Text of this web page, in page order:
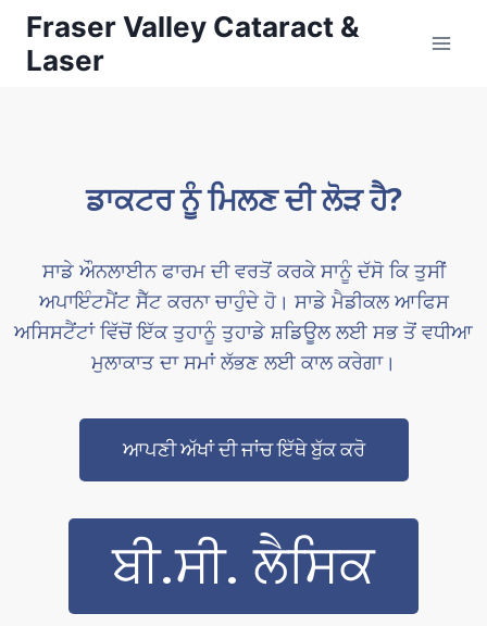
Fraser Valley Cataract &
Laser
ਡਾਕਟਰ ਨੂੰ ਮਿਲਣ ਦੀ ਲੋੜ ਹੈ?
ਸਾਡੇ ਔਨਲਾਈਨ ਫਾਰਮ ਦੀ ਵਰਤੋਂ ਕਰਕੇ ਸਾਨੂੰ ਦੱਸੋ ਕਿ ਤੁਸੀਂ
ਅਪਾਇੰਟਮੈਂਟ ਸੈੱਟ ਕਰਨਾ ਚਾਹੁੰਦੇ ਹੋ। ਸਾਡੇ ਮੈਡੀਕਲ ਆਫਿਸ
ਅਸਿਸਟੈਂਟਾਂ ਵਿੱਚੋਂ ਇੱਕ ਤੁਹਾਨੂੰ ਤੁਹਾਡੇ ਸ਼ਡਿਊਲ ਲਈ ਸਭ ਤੋਂ ਵਧੀਆ
ਮੁਲਾਕਾਤ ਦਾ ਸਮਾਂ ਲੱਭਣ ਲਈ ਕਾਲ ਕਰੇਗਾ।
ਆਪਣੀ ਅੱਖਾਂ ਦੀ ਜਾਂਚ ਇੱਥੇ ਬੁੱਕ ਕਰੋ
ਬੀ.ਸੀ. ਲੈਸਿਕ